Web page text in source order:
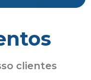
clientes